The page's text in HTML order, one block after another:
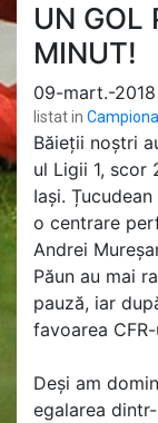
UN GOL
MINUT!
09-mart.-
listat in
Băieții noștri
ul Ligii 1, scor
Iași.
o centrare
Andrei
Păun au mai
pauză, iar
favoarea
Deși am
egalarea